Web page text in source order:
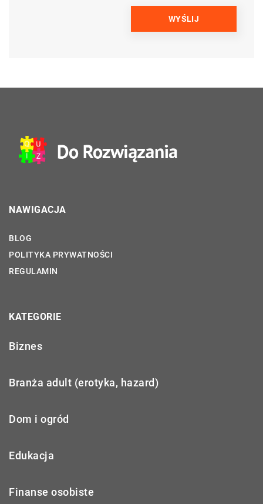
NAWIGACJA
BLOG
POLITYKA PRYWATNOŚCI
REGULAMIN
KATEGORIE
Biznes
Branża adult (erotyka, hazard)
Dom i ogród
Edukacja
Finanse osobiste